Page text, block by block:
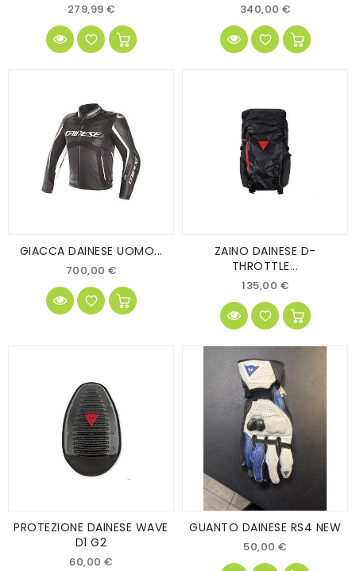
279,99 € 340,00 €
GIACCA DAINESE UOMO...
700,00 €
ZAINO DAINESE D-
THROTTLE...
135,00 €
PROTEZIONE DAINESE WAVE
D1 G2
60,00 €
GUANTO DAINESE RS4 NEW
50,00 €